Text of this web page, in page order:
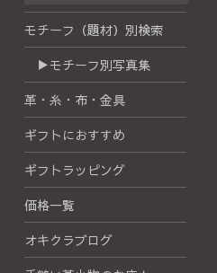
モチーフ（題材）別検索
▶モチーフ別写真集
革・糸・布・金具
ギフトにおすすめ
ギフトラッピング
価格一覧
オキクラブログ